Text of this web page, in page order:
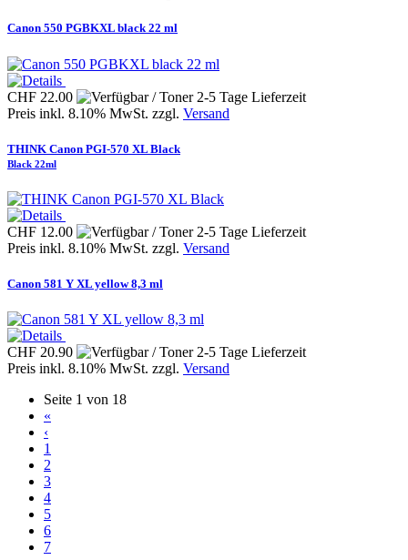
Canon 550 PGBKXL black 22 ml
CHF 22.00
Preis inkl. 8.10% MwSt. zzgl. Versand
THINK Canon PGI-570 XL Black
Black 22ml
CHF 12.00
Preis inkl. 8.10% MwSt. zzgl. Versand
Canon 581 Y XL yellow 8,3 ml
CHF 20.90
Preis inkl. 8.10% MwSt. zzgl. Versand
Seite 1 von 18
«
‹
1
2
3
4
5
6
7